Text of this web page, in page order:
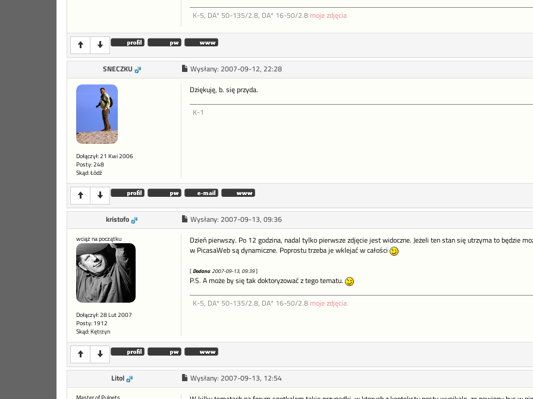
K-5, DA* 50-135/2.8, DA* 16-50/2.8 moje zdjęcia
SNECZKU Wysłany: 2007-09-12, 22:28
Dołączył: 21 Kwi 2006
Posty: 248
Skąd: Łódź
Dziękuję, b. się przyda.
K-1
kristofo Wysłany: 2007-09-13, 09:36
wciąż na początku
Dołączył: 28 Lut 2007
Posty: 1912
Skąd: Kętrzyn
Dzień pierwszy. Po 12 godzina, nadal tylko pierwsze zdjęcie jest widoczne. Jeżeli ten stan się utrzyma to będzie
w PicasaWeb są dynamiczne. Poprostu trzeba je wklejać w całości
[Dodano: 2007-09-13, 09:39]
P.S. A może by się tak doktoryzować z tego tematu.
K-5, DA* 50-135/2.8, DA* 16-50/2.8 moje zdjęcia
Litol Wysłany: 2007-09-13, 12:54